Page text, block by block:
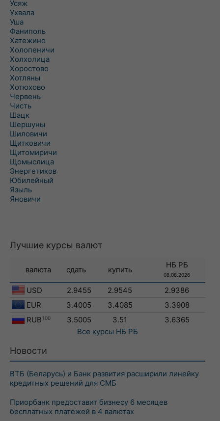
Усяж
Ухвала
Уша
Фаниполь
Хатежино
Холопеничи
Холхолица
Хоростово
Хотляны
Хотюхово
Червень
Чисть
Шацк
Шершуны
Шиловичи
Щитковичи
Щитомиричи
Щомыслица
Энергетиков
Юбилейный
Языль
Яновичи
Лучшие курсы валют
валюта сдать купить
НБ РБ
08.08.2026
USD 2.9455 2.9545
2.9386
EUR
3.4005 3.4085
3.3908
RUB 100 3.5005 3.51
3.6365
Все курсы НБ РБ
Новости
ВТБ (Беларусь) и Банк развития расширили линейку
кредитных решений для СМБ
Приорбанк предоставит бизнесу 6 месяцев
бесплатных платежей в 4 валютах